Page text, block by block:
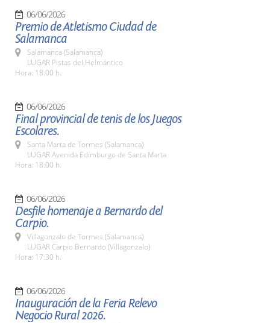
06/06/2026
Premio de Atletismo Ciudad de
Salamanca
Salamanca (Salamanca)
LUGAR Pistas del Helmántico
Hora: 18:00 h.
06/06/2026
Final provincial de tenis de los Juegos
Escolares.
Santa Marta de Tormes (Salamanca)
LUGAR Avenida Edimburgo de Santa Marta
Hora: 18:00 h.
06/06/2026
Desfile homenaje a Bernardo del
Carpio.
Villagonzalo de Tormes (Salamanca)
LUGAR Carpio Bernardo (Villagonzalo)
Hora: 17:30 h.
06/06/2026
Inauguración de la Feria Relevo
Negocio Rural 2026.